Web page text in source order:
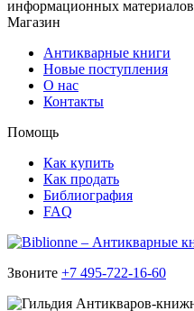
информационных материалов
Магазин
Антикварные книги
Новые поступления
О нас
Контакты
Помощь
Как купить
Как продать
Библиография
FAQ
Звоните +7 495-722-16-60